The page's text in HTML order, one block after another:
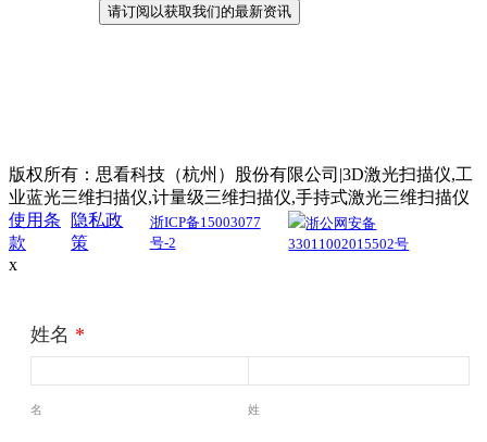
版权所有：思看科技（杭州）股份有限公司|3D激光扫描仪,工
业蓝光三维扫描仪,计量级三维扫描仪,手持式激光三维扫描仪
使用条
款
隐私政
策
浙ICP备15003077
号-2
浙公网安备
33011002015502号
x
姓名 *
名 姓